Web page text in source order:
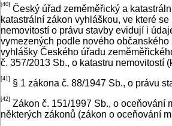
[40] Český úřad zeměměřický a
katastrální zákon vyhláškou, ve které
nemovitostí o právu stavby evidují i
vymezených podle nového občanského
vyhlášky Českého úřadu
č. 357/2013 Sb., o katastru nemovitostí
[41] § 1 zákona č. 88/1947 Sb., o právu
[42] Zákon č. 151/1997 Sb., o oceňování
některých zákonů (zákon o oceňování